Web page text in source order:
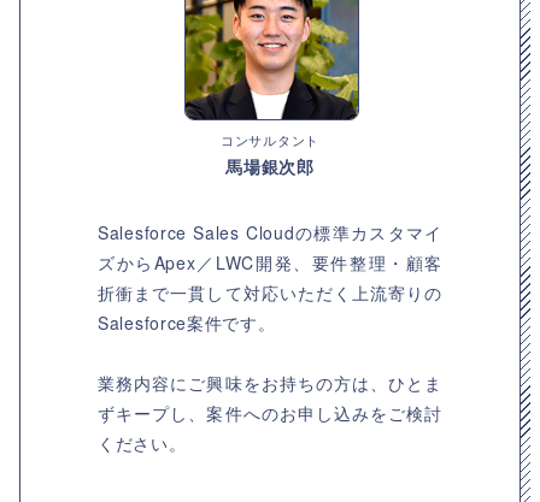
コンサルタント
馬場銀次郎
Salesforce Sales Cloudの標準カスタマイ
ズからApex／LWC開発、要件整理・顧客
折衝まで一貫して対応いただく上流寄りの
Salesforce案件です。
業務内容にご興味をお持ちの方は、ひとま
ずキープし、案件へのお申し込みをご検討
ください。